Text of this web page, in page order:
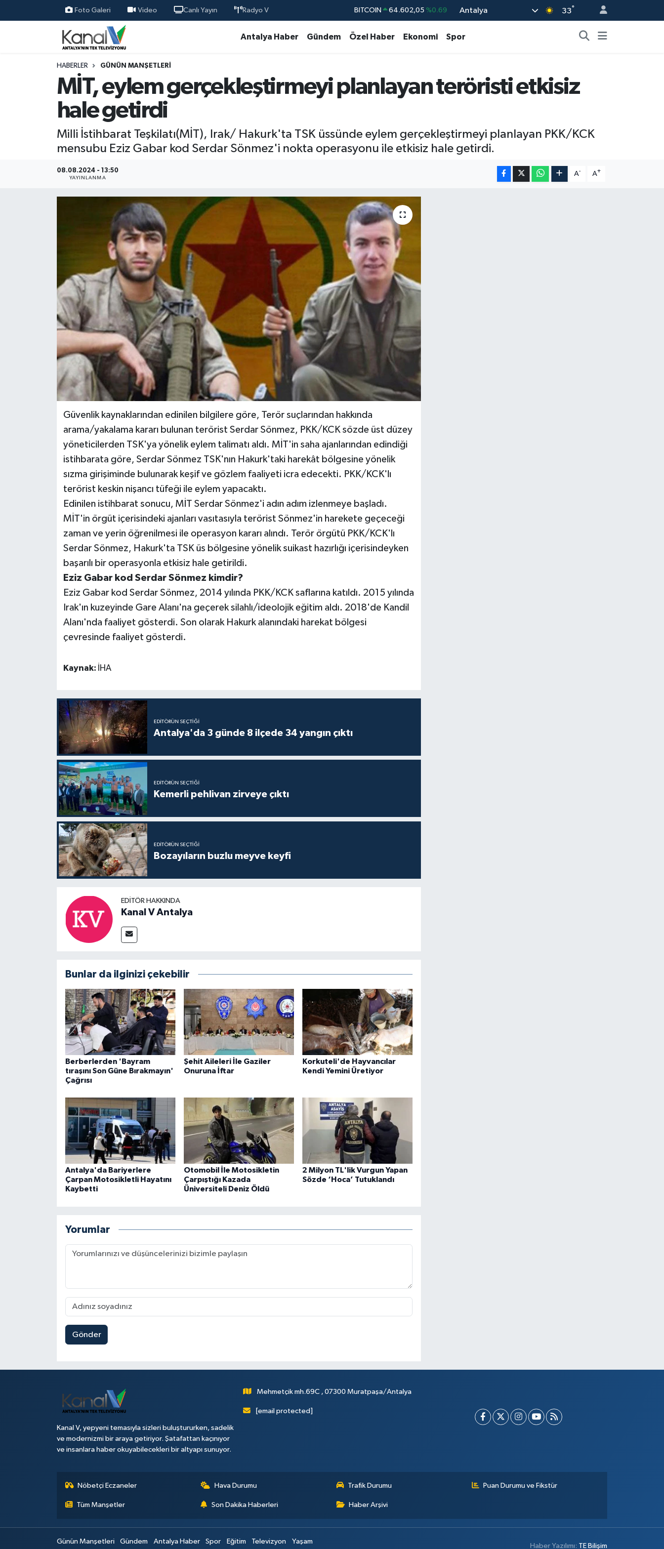
Foto Galeri Video Canlı Yayın Radyo V BITCOIN 64.602,05 %0.69
GRAM ALTIN 6513.94 %0.32
BİST100
Antalya 33°
Antalya Haber Gündem Özel Haber Ekonomi Spor
HABERLER GÜNÜN MANŞETLERI
MİT, eylem gerçekleştirmeyi planlayan teröristi etkisiz
hale getirdi
Milli İstihbarat Teşkilatı(MİT), Irak/ Hakurk'ta TSK üssünde eylem gerçekleştirmeyi planlayan PKK/KCK
mensubu Eziz Gabar kod Serdar Sönmez'i nokta operasyonu ile etkisiz hale getirdi.
08.08.2024 - 13:50
YAYINLANMA
A- A+
Güvenlik kaynaklarından edinilen bilgilere göre, Terör suçlarından hakkında
arama/yakalama kararı bulunan terörist Serdar Sönmez, PKK/KCK sözde üst düzey
yöneticilerden TSK'ya yönelik eylem talimatı aldı. MİT'in saha ajanlarından edindiği
istihbarata göre, Serdar Sönmez TSK'nın Hakurk'taki harekât bölgesine yönelik
sızma girişiminde bulunarak keşif ve gözlem faaliyeti icra edecekti. PKK/KCK'lı
terörist keskin nişancı tüfeği ile eylem yapacaktı.
Edinilen istihbarat sonucu, MİT Serdar Sönmez'i adın adım izlenmeye başladı.
MİT'in örgüt içerisindeki ajanları vasıtasıyla terörist Sönmez'in harekete geçeceği
zaman ve yerin öğrenilmesi ile operasyon kararı alındı. Terör örgütü PKK/KCK'lı
Serdar Sönmez, Hakurk'ta TSK üs bölgesine yönelik suikast hazırlığı içerisindeyken
başarılı bir operasyonla etkisiz hale getirildi.
Eziz Gabar kod Serdar Sönmez kimdir?
Eziz Gabar kod Serdar Sönmez, 2014 yılında PKK/KCK saflarına katıldı. 2015 yılında
Irak'ın kuzeyinde Gare Alanı'na geçerek silahlı/ideolojik eğitim aldı. 2018'de Kandil
Alanı'nda faaliyet gösterdi. Son olarak Hakurk alanındaki harekat bölgesi
çevresinde faaliyet gösterdi.
Kaynak: İHA
EDITÖRÜN SEÇTIĞI
Antalya'da 3 günde 8 ilçede 34 yangın çıktı
EDITÖRÜN SEÇTIĞI
Kemerli pehlivan zirveye çıktı
EDITÖRÜN SEÇTIĞI
Bozayıların buzlu meyve keyfi
EDITÖR HAKKINDA
Kanal V Antalya
Bunlar da ilginizi çekebilir
Berberlerden 'Bayram
tıraşını Son Güne Bırakmayın'
Çağrısı
Şehit Aileleri İle Gaziler
Onuruna İftar
Korkuteli'de Hayvancılar
Kendi Yemini Üretiyor
Antalya'da Bariyerlere
Çarpan Motosikletli Hayatını
Kaybetti
Otomobil İle Motosikletin
Çarpıştığı Kazada
Üniversiteli Deniz Öldü
2 Milyon TL'lik Vurgun Yapan
Sözde ‘Hoca’ Tutuklandı
Yorumlar
Gönder
Kanal V, yepyeni temasıyla sizleri buluştururken, sadelik
ve modernizmi bir araya getiriyor. Şatafattan kaçınıyor
ve insanlara haber okuyabilecekleri bir altyapı sunuyor.
Mehmetçik mh.69C , 07300 Muratpaşa/Antalya
[email protected]
Nöbetçi Eczaneler Hava Durumu Trafik Durumu Puan Durumu ve Fikstür
Tüm Manşetler Son Dakika Haberleri Haber Arşivi
Günün Manşetleri Gündem Antalya Haber Spor Eğitim Televizyon Yaşam
Haber Yazılımı: TE Bilişim
Ana Haber
Antalya Haber
Ekonomi
Kültür Sanat
Magazin
Öğle Bülteni
Sosyal medya
Televizyon
Nöbetçi Eczaneler
Hava Durumu
Trafik Durumu
Süper Lig Puan Durumu ve Fikstür
Tüm Manşetler